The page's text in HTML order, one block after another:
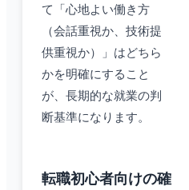
て「心地よい働き方
（会話重視か、技術提
供重視か）」はどちら
かを明確にすること
が、長期的な就業の判
断基準になります。
転職初心者向けの確